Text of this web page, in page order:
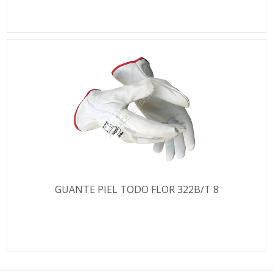
GUANTE PIEL TODO FLOR 322B/T 8